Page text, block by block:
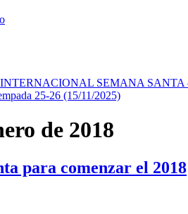
SEMANA SANTA
25-26 (15/11/2025)
de 2018
para comenzar el 2018